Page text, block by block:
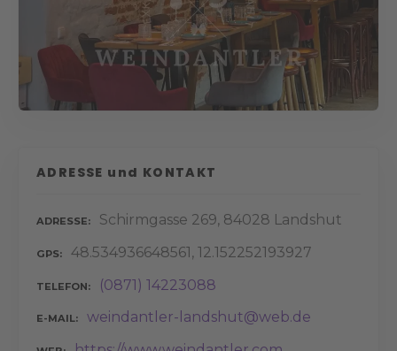
ADRESSE und KONTAKT
ADRESSE Schirmgasse 269, 84028 Landshut
GPS 48.534936648561, 12.152252193927
TELEFON (0871) 14223088
E-MAIL weindantler-landshut@web.de